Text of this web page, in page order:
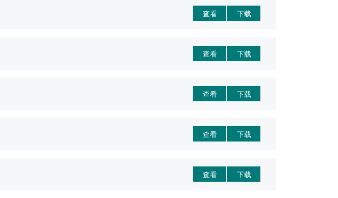
查看 下载
查看 下载
查看 下载
查看 下载
查看 下载